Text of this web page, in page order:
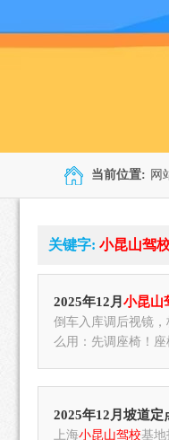
当前位置: 网
关键字: 小昆山驾
2025年12月小昆山
倒车入库调后视镜
么用：先调座椅！
2025年12月坡道定
上海小昆山驾校基